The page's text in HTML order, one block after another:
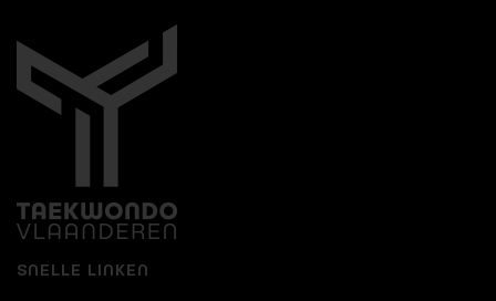
SNELLE LINKEN